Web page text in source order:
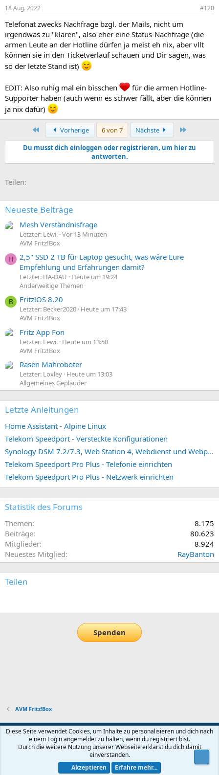
e
:
18 Aug. 2022 #120
Telefonat zwecks Nachfrage bzgl. der Mails, nicht um
irgendwas zu "klären", also eher eine Status-Nachfrage (die
armen Leute an der Hotline dürfen ja meist eh nix, aber vllt
können sie in den Ticketverlauf schauen und Dir sagen, was
so der letzte Stand ist)
EDIT: Also ruhig mal ein bisschen
für die armen Hotline-
Supporter haben (auch wenn es schwer fällt, aber die können
ja nix dafür)
Erste Vorherige 6 von 7 Nächste
Du musst dich einloggen oder registrieren, um hier zu
antworten.
Teilen:
Neueste Beiträge
Mesh Verständnisfrage
Letzter: Lewi. Vor 13 Minuten
AVM Fritz!Box
H
2,5" SSD 2 TB für Laptop gesucht, was wäre Eure
Empfehlung und Erfahrungen damit?
Letzter: HA-DAU
Heute um 19:24
Anderweitige Themen
B Fritz!OS 8.20
Letzter: Becker2020 Heute um 17:43
AVM Fritz!Box
Fritz App Fon
Letzter: Lewi. Heute um 13:50
AVM Fritz!Box
Rasen Mähroboter
Letzter: Loxley Heute um 13:03
Allgemeines Geplauder
Letzte Anleitungen
Home Assistant - Alpine Linux
Telekom Speedport - Versteckte Konfigurationen
Synology DSM 7.2/7.3, Web Station 4, Webdienst und Webportal erstellen (ehemals vHost)
Telekom Speedport Pro Plus - Telefonie einrichten
Telekom Speedport Pro Plus - Netzwerk einrichten
Statistik des Forums
Themen
8.175
Beiträge
80.623
Mitglieder
8.924
Neuestes Mitglied
RayBanton
Teilen
Spenden
AVM Fritz!Box
Default-Theme
Nutzungsbedingungen
Datenschutz Hilfe und Impressum Start
Community platform by XenForo® © 2010-2026 XenForo Ltd.
Diese Seite verwendet Cookies, um Inhalte zu personalisieren und dich nach
einem Login angemeldet zu halten, wenn du registriert bist.
Durch die weitere Nutzung unserer Webseite erklärst du dich damit
einverstanden.
Akzeptieren
Erfahre mehr...